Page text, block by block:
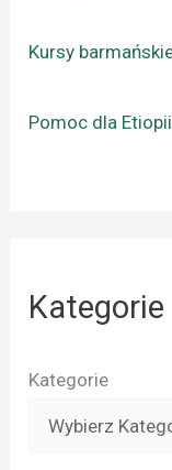
Kursy
Pomoc dla Etiopii
Kategorie
Kategorie